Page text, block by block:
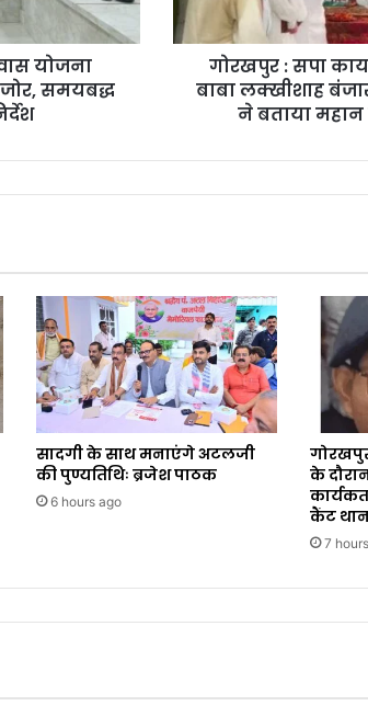
योजना
जोर, समयबद्ध
गोरखपुर : सपा
बाबा लक्खीशाह
ने बताया
सादगी के साथ मनाएंगे अटलजी
की पुण्यतिथिः ब्रजेश पाठक
6 hours ago
के
कैंट
7